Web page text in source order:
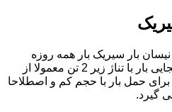
بار سیریک بار همه روزه
انجام می شود.برای حمل و جابجایی بار با تناژ زیر 2 تن معمولا از
حمل بار با حجم کم و اصطلاحا
گیرد.